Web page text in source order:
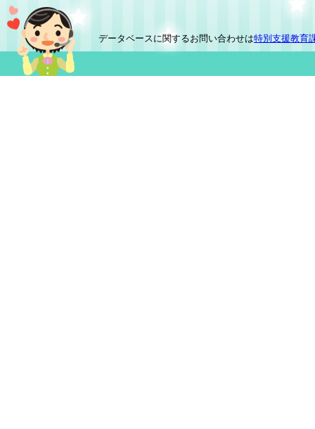
データベースに関するお問い合わせは特別支援教育